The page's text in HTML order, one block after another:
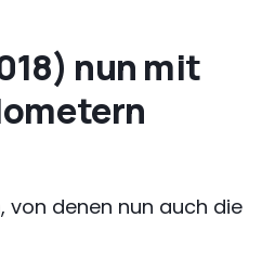
nun mit
von denen nun auch die